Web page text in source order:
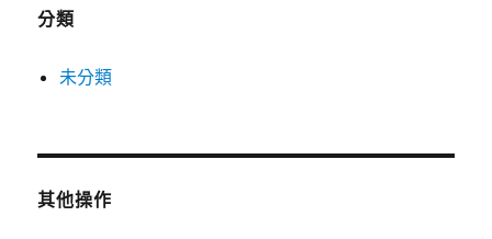
分類
未分類
其他操作